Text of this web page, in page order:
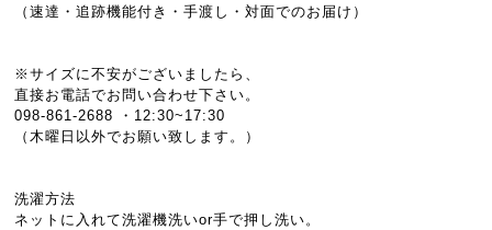
（速達・追跡機能付き・手渡し・対面でのお届け）
※サイズに不安がございましたら、
直接お電話でお問い合わせ下さい。
098-861-2688 ・12:30~17:30
（木曜日以外でお願い致します。）
洗濯方法
ネットに入れて洗濯機洗いor手で押し洗い。